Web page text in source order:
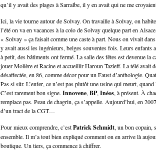
qu’il y avait des plages à Sarralbe, il y en avait qui ne me
Ici, la vie tourne autour de Solvay. On travaille à Solvay, on
l’été on va en vacances à la colo de Solvay quelque part en
« Solvay » ça faisait comme une caste à part. Nous on vivait
y avait aussi les ingénieurs, belges souventes fois. Leurs enfants
à petit, des bâtiments ont fermé. La salle des fêtes est devenue
jouer Molière et Racine et accueillir Haroun Tazieff. La télé avait
désaffectée, en 86, comme décor pour un Faust d’anthologie.
Pas si sûr. L’enfer, ce n’est pas plutôt une usine qui meurt,
C’est rarement bon signe. Innovene, BP, Inéos, à présent. À
remplace pas. Peau de chagrin, ça s’appelle. Aujourd’hui, en
d’un tract dela CGT…
Pour mieux comprendre, c’estPatrick Schmidt, un bon copain,
ensemble. Il m’a tout bien expliqué comment on en arrive là
boutique. Un tiers, ça commence à chiffrer.